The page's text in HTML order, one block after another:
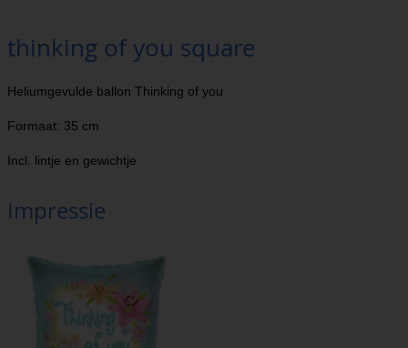
thinking of you square
Heliumgevulde ballon Thinking of you
Formaat: 35 cm
Incl. lintje en gewichtje
Impressie